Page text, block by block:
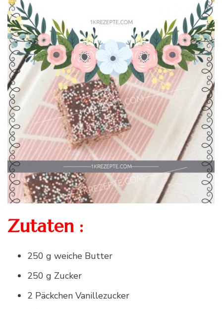
Zutaten :
250 g weiche Butter
250 g Zucker
2 Päckchen Vanillezucker